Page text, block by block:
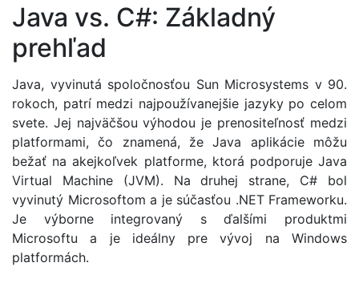
Java vs. C#: Základný
prehľad
Java, vyvinutá spoločnosťou Sun Microsystems v 90.
rokoch, patrí medzi najpoužívanejšie jazyky po celom
svete. Jej najväčšou výhodou je prenositeľnosť medzi
platformami, čo znamená, že Java aplikácie môžu
bežať na akejkoľvek platforme, ktorá podporuje Java
Virtual Machine (JVM). Na druhej strane, C# bol
vyvinutý Microsoftom a je súčasťou .NET Frameworku.
Je výborne integrovaný s ďalšími produktmi
Microsoftu a je ideálny pre vývoj na Windows
platformách.